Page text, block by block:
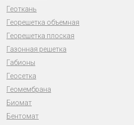
Геоткань
Георешетка объемная
Георешетка плоская
Газонная решетка
Габионы
Геосетка
Геомембрана
Биомат
Бентомат